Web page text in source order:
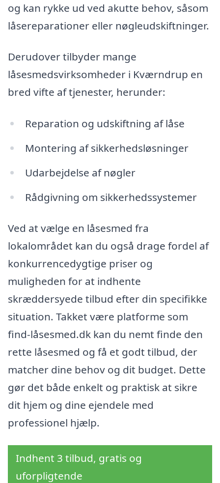
og kan rykke ud ved akutte behov, såsom
låsereparationer eller nøgleudskiftninger.
Derudover tilbyder mange
låsesmedsvirksomheder i Kværndrup en
bred vifte af tjenester, herunder:
Reparation og udskiftning af låse
Montering af sikkerhedsløsninger
Udarbejdelse af nøgler
Rådgivning om sikkerhedssystemer
Ved at vælge en låsesmed fra
lokalområdet kan du også drage fordel af
konkurrencedygtige priser og
muligheden for at indhente
skræddersyede tilbud efter din specifikke
situation. Takket være platforme som
find-låsesmed.dk kan du nemt finde den
rette låsesmed og få et godt tilbud, der
matcher dine behov og dit budget. Dette
gør det både enkelt og praktisk at sikre
dit hjem og dine ejendele med
professionel hjælp.
Indhent 3 tilbud, gratis og
uforpligtende